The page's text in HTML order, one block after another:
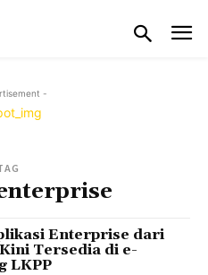
-
Enterprise dari
Tersedia di e-
LKPP